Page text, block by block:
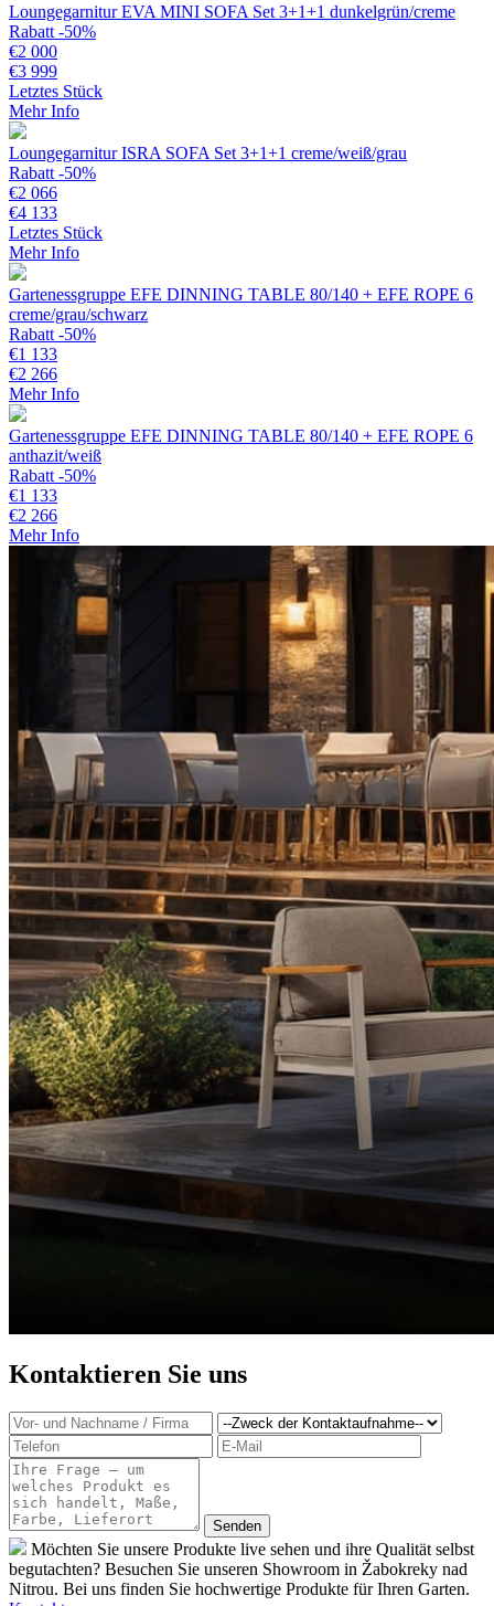
Loungegarnitur EVA MINI SOFA Set 3+1+1 dunkelgrün/creme
Rabatt -50%
€2 000
€3 999
Letztes Stück
Mehr Info
Loungegarnitur ISRA SOFA Set 3+1+1 creme/weiß/grau
Rabatt -50%
€2 066
€4 133
Letztes Stück
Mehr Info
Gartenessgruppe EFE DINNING TABLE 80/140 + EFE ROPE 6
creme/grau/schwarz
Rabatt -50%
€1 133
€2 266
Mehr Info
Gartenessgruppe EFE DINNING TABLE 80/140 + EFE ROPE 6
anthazit/weiß
Rabatt -50%
€1 133
€2 266
Mehr Info
Kontaktieren Sie uns
Möchten Sie unsere Produkte live sehen und ihre Qualität selbst
begutachten? Besuchen Sie unseren Showroom in Žabokreky nad
Nitrou. Bei uns finden Sie hochwertige Produkte für Ihren Garten.